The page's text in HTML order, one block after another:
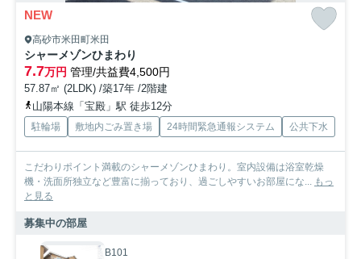
NEW
高砂市米田町米田
シャーメゾンひまわり
7.7万円 管理/共益費4,500円
57.87㎡ (2LDK) /築17年 /2階建
山陽本線「宝殿」駅 徒歩12分
駐輪場 敷地内ごみ置き場 24時間緊急通報システム 公共下水
こだわりポイント満載のシャーメゾンひまわり。室内設備は浴室乾燥
機・洗面所独立など豊富に揃っており、過ごしやすいお部屋にな...
もっ
と見る
募集中の部屋
B101